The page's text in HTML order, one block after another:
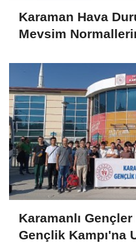
Karaman Hava
Mevsim
Karamanlı
Gençlik Kampı'na